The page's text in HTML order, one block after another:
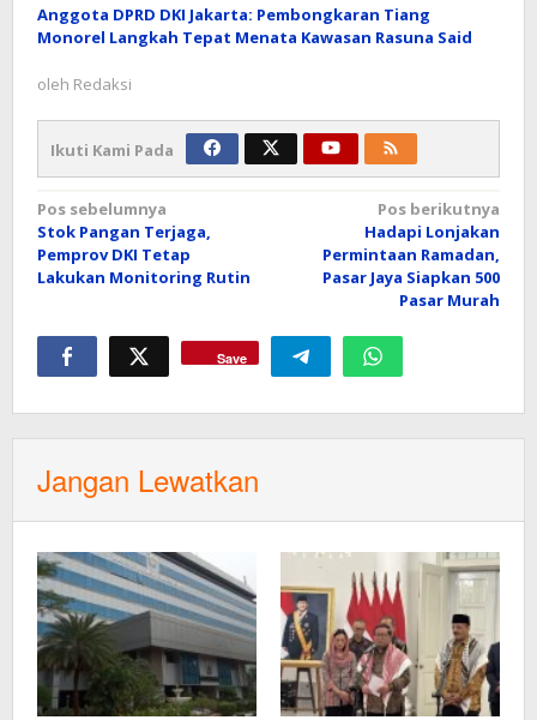
Anggota DPRD DKI Jakarta: Pembongkaran Tiang
Monorel Langkah Tepat Menata Kawasan Rasuna Said
oleh Redaksi
Ikuti Kami Pada
Navigasi
pos
Pos sebelumnya
Stok Pangan Terjaga,
Pemprov DKI Tetap
Lakukan Monitoring Rutin
Pos berikutnya
Hadapi Lonjakan
Permintaan Ramadan,
Pasar Jaya Siapkan 500
Pasar Murah
Save
Jangan Lewatkan